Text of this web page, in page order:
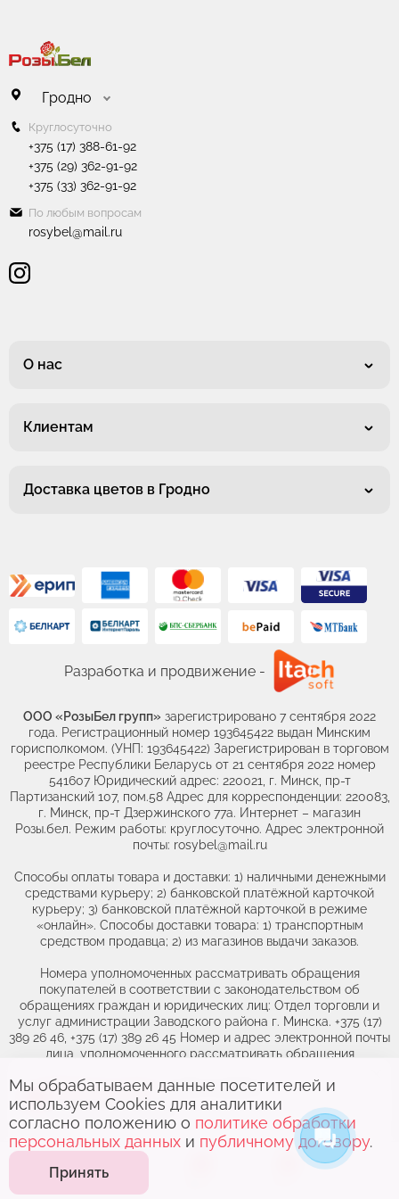
Гродно
Круглосуточно
+375 (17) 388-61-92
+375 (29) 362-91-92
+375 (33) 362-91-92
По любым вопросам
rosybel@mail.ru
О нас
Клиентам
Доставка цветов в Гродно
Разработка и продвижение -
ООО «РозыБел групп» зарегистрировано 7 сентября 2022
года. Регистрационный номер 193645422 выдан Минским
горисполкомом. (УНП: 193645422) Зарегистрирован в торговом
реестре Республики Беларусь от 21 сентября 2022 номер
541607 Юридический адрес: 220021, г. Минск, пр-т
Партизанский 107, пом.58 Адрес для корреспонденции: 220083,
г. Минск, пр-т Дзержинского 77а. Интернет – магазин
Розы.бел. Режим работы: круглосуточно. Адрес электронной
почты: rosybel@mail.ru
Способы оплаты товара и доставки: 1) наличными денежными
средствами курьеру; 2) банковской платёжной карточкой
курьеру; 3) банковской платёжной карточкой в режиме
«онлайн». Способы доставки товара: 1) транспортным
средством продавца; 2) из магазинов выдачи заказов.
Номера уполномоченных рассматривать обращения
покупателей в соответствии с законодательством об
обращениях граждан и юридических лиц: Отдел торговли и
услуг администрации Заводского района г. Минска. +375 (17)
389 26 46, +375 (17) 389 26 45 Номер и адрес электронной почты
лица, уполномоченного рассматривать обращения
законодательством о защите прав потребителей: +375(44)764-
46-71, obr@rozybel.by.
Выберите адрес,чтобы увидеть
актуальный каталог
Мы обрабатываем данные посетителей и
используем Cookies для аналитики
согласно положению о политике обработки
персональных данных и публичному договору.
Принять